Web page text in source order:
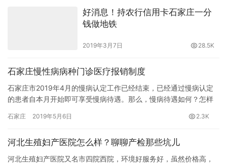
好消息！持农行信用卡石家庄一分
钱做地铁
2019年3月7日 28.5K
石家庄慢性病病种门诊医疗报销制度
石家庄市2019年4月的慢病认定工作已经结束，已经通过慢病认定
的患者自本月开始即可享受慢病待遇。那么，慢病待遇如何？怎样
病…
石家庄 2019年5月6日 2.3K
河北生殖妇产医院怎么样？聊聊产检那些坑儿
河北生殖妇产医院又名市四院西院，环境好服务好，虽然价格高，